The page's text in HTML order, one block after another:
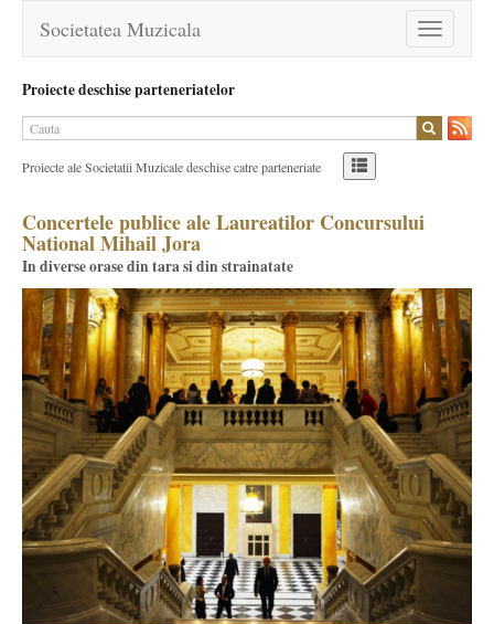
Toggle
navigation
Societatea Muzicala
Proiecte deschise parteneriatelor
Proiecte ale Societatii Muzicale deschise catre parteneriate
Concertele publice ale Laureatilor Concursului
National Mihail Jora
In diverse orase din tara si din strainatate